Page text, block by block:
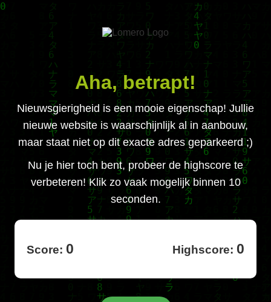
Aha, betrapt!
Nieuwsgierigheid is een mooie eigenschap! Jullie
nieuwe website is waarschijnlijk al in aanbouw,
maar staat niet op dit exacte adres geparkeerd ;)
Nu je hier toch bent, probeer de highscore te
verbeteren! Klik zo vaak mogelijk binnen 10
seconden.
Score: 0 Highscore: 0